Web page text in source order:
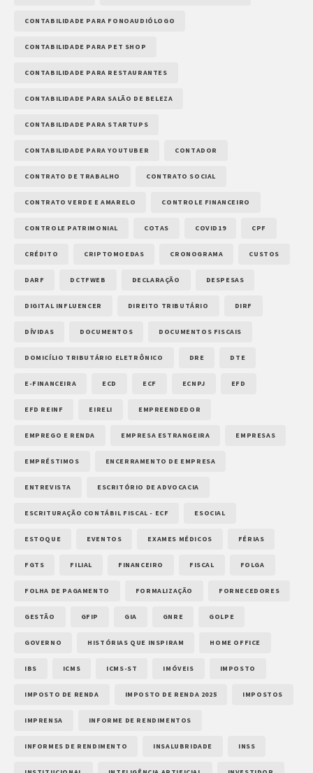
CONTABILIDADE PARA FONOAUDIÓLOGO
CONTABILIDADE PARA PET SHOP
CONTABILIDADE PARA RESTAURANTES
CONTABILIDADE PARA SALÃO DE BELEZA
CONTABILIDADE PARA STARTUPS
CONTABILIDADE PARA YOUTUBER CONTADOR
CONTRATO DE TRABALHO CONTRATO SOCIAL
CONTRATO VERDE E AMARELO CONTROLE FINANCEIRO
CONTROLE PATRIMONIAL COTAS COVID19 CPF
CRÉDITO CRIPTOMOEDAS CRONOGRAMA CUSTOS
DARF DCTFWEB DECLARAÇÃO DESPESAS
DIGITAL INFLUENCER DIREITO TRIBUTÁRIO DIRF
DÍVIDAS DOCUMENTOS DOCUMENTOS FISCAIS
DOMICÍLIO TRIBUTÁRIO ELETRÔNICO DRE DTE
E-FINANCEIRA ECD ECF ECNPJ EFD
EFD REINF EIRELI EMPREENDEDOR
EMPREGO E RENDA EMPRESA ESTRANGEIRA EMPRESAS
EMPRÉSTIMOS ENCERRAMENTO DE EMPRESA
ENTREVISTA ESCRITÓRIO DE ADVOCACIA
ESCRITURAÇÃO CONTÁBIL FISCAL - ECF ESOCIAL
ESTOQUE EVENTOS EXAMES MÉDICOS FÉRIAS
FGTS FILIAL FINANCEIRO FISCAL FOLGA
FOLHA DE PAGAMENTO FORMALIZAÇÃO FORNECEDORES
GESTÃO GFIP GIA GNRE GOLPE
GOVERNO HISTÓRIAS QUE INSPIRAM HOME OFFICE
IBS ICMS ICMS-ST IMÓVEIS IMPOSTO
IMPOSTO DE RENDA IMPOSTO DE RENDA 2025 IMPOSTOS
IMPRENSA INFORME DE RENDIMENTOS
INFORMES DE RENDIMENTO INSALUBRIDADE INSS